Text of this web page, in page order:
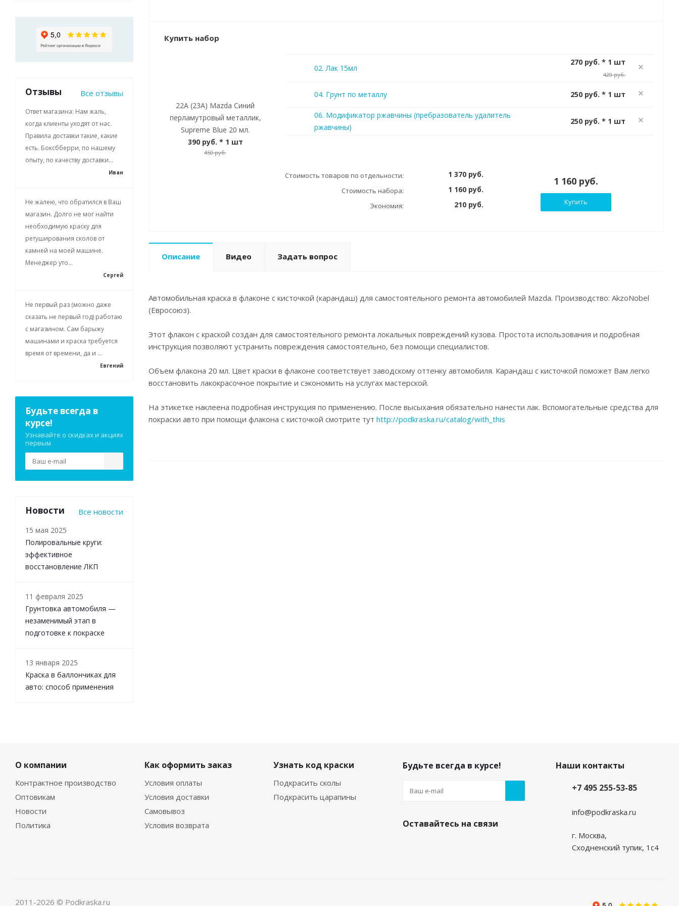
Купить набор
22A (23A) Mazda Синий
перламутровый металлик,
Supreme Blue 20 мл.
390 руб. * 1 шт
450 руб.
02. Лак 15мл
270 руб. * 1 шт
420 руб.
04. Грунт по металлу 250 руб. * 1 шт
06. Модификатор ржавчины (пребразователь удалитель
ржавчины)
250 руб. * 1 шт
Стоимость товаров по отдельности: 1 370 руб.
Стоимость набора: 1 160 руб.
Экономия: 210 руб.
1 160 руб.
Купить
Описание Видео Задать вопрос
Автомобильная краска в флаконе с кисточкой (карандаш) для самостоятельного ремонта автомобилей Mazda. Производство: AkzoNobel
(Евросоюз).
Этот флакон с краской создан для самостоятельного ремонта локальных повреждений кузова. Простота использования и подробная
инструкция позволяют устранить повреждения самостоятельно, без помощи специалистов.
Объем флакона 20 мл. Цвет краски в флаконе соответствует заводскому оттенку автомобиля. Карандаш с кисточкой поможет Вам легко
восстановить лакокрасочное покрытие и сэкономить на услугах мастерской.
На этикетке наклеена подробная инструкция по применению. После высыхания обязательно нанести лак. Вспомогательные средства для
покраски авто при помощи флакона с кисточкой смотрите тут http://podkraska.ru/catalog/with_this
Отзывы Все отзывы
Ответ магазина: Нам жаль,
когда клиенты уходят от нас.
Правила доставки такие, какие
есть. Боксбберри, по нашему
опыту, по качеству доставки...
Иван
Не жалею, что обратился в Ваш
магазин. Долго не мог найти
необходимую краску для
ретуширования сколов от
камней на моей машине.
Менеджер уто...
Сергей
Не первый раз (можно даже
сказать не первый год) работаю
с магазином. Сам барыжу
машинами и краска требуется
время от времени, да и ...
Евгений
Будьте всегда в
курсе!
Узнавайте о скидках и акциях
первым
Новости Все новости
15 мая 2025
Полировальные круги:
эффективное
восстановление ЛКП
11 февраля 2025
Грунтовка автомобиля —
незаменимый этап в
подготовке к покраске
13 января 2025
Краска в баллончиках для
авто: способ применения
О компании
Контрактное производство
Оптовикам
Новости
Политика
Как оформить заказ
Условия оплаты
Условия доставки
Самовывоз
Условия возврата
Узнать код краски
Подкрасить сколы
Подкрасить царапины
Будьте всегда в курсе!
Оставайтесь на связи
Наши контакты
+7 495 255-53-85
info@podkraska.ru
г. Москва,
Сходненский тупик, 1с4
2011-2026 © Podkraska.ru